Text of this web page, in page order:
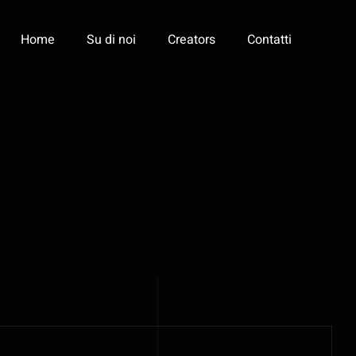
Home Su di noi Creators Contatti